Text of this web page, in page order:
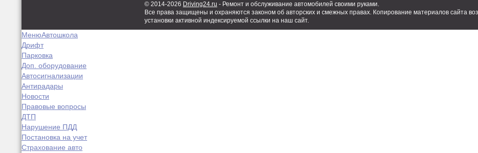
© 2014-2026 Driving24.ru - Ремонт и обслуживание автомобилей своими руками.
Все права защищены и охраняются законом об авторских и смежных правах. Копирование материалов сайта
установки активной индексируемой ссылки на наш сайт.
МенюАвтошкола
Дрифт
Парковка
Доп. оборудование
Автосигнализации
Антирадары
Новости
Правовые вопросы
ДТП
Нарушение ПДД
Постановка на учет
Страхование авто